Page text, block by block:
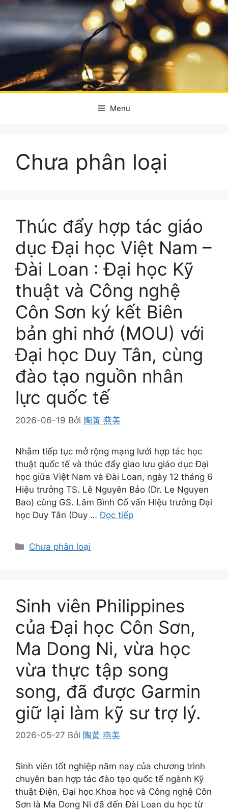
Menu
Chưa phân loại
Thúc đẩy hợp tác giáo
dục Đại học Việt Nam –
Đài Loan : Đại học Kỹ
thuật và Công nghệ
Côn Sơn ký kết Biên
bản ghi nhớ (MOU) với
Đại học Duy Tân, cùng
đào tạo nguồn nhân
lực quốc tế
2026-06-19 Bởi 陶黃 燕美
Nhằm tiếp tục mở rộng mạng lưới hợp tác học
thuật quốc tế và thúc đẩy giao lưu giáo dục Đại
học giữa Việt Nam và Đài Loan, ngày 12 tháng 6
Hiệu trưởng TS. Lê Nguyên Bảo (Dr. Le Nguyen
Bao) cùng GS. Lâm Bình Cố vấn HIệu trưởng Đại
học Duy Tân (Duy …Đọc tiếp
Danh
Chưa phân loại
Sinh viên Philippines
của Đại học Côn Sơn,
Ma Dong Ni, vừa học
vừa thực tập song
song, đã được Garmin
giữ lại làm kỹ sư trợ lý.
2026-05-27 Bởi 陶黃 燕美
Sinh viên tốt nghiệp năm nay của chương trình
chuyên ban hợp tác đào tạo quốc tế ngành Kỹ
thuật Điện, Đại học Khoa học và Công nghệ Côn
Sơn là Ma Dong Ni đã đến Đài Loan du học từ